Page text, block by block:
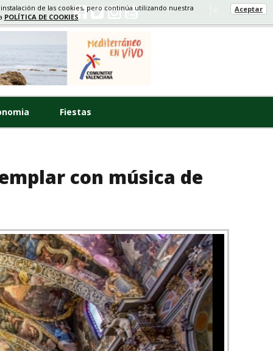
Select Language
Fiestas
con música de
de las cookies, pero continúa utilizando nuestra
POLÍTICA DE COOKIES
Aceptar